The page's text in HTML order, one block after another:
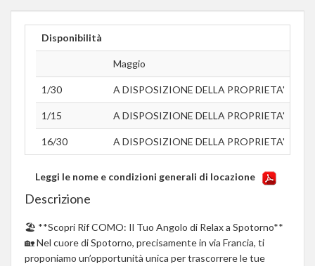
Disponibilità
Maggio
1/30 A DISPOSIZIONE DELLA PROPRIETA'
1/15 A DISPOSIZIONE DELLA PROPRIETA'
16/30 A DISPOSIZIONE DELLA PROPRIETA'
Leggi le nome e condizioni generali di locazione
Descrizione
🏖 **Scopri Rif COMO: Il Tuo Angolo di Relax a Spotorno**
🏡 Nel cuore di Spotorno, precisamente in via Francia, ti
proponiamo un’opportunità unica per trascorrere le tue